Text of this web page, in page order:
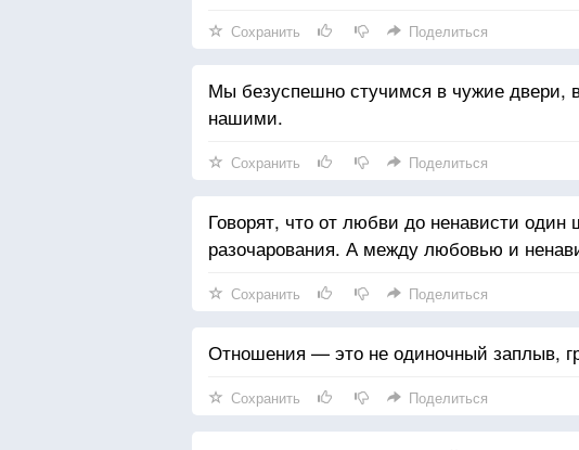
Сохранить Поделиться
Мы безуспешно стучимся в чужие двери,
нашими.
Сохранить Поделиться
Говорят, что от любви до ненависти
разочарования. А между любовью и
Сохранить Поделиться
Отношения — это не одиночный заплыв,
Сохранить Поделиться